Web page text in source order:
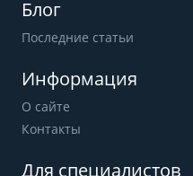
Блог
Последние статьи
Информация
О сайте
Контакты
Для специалистов